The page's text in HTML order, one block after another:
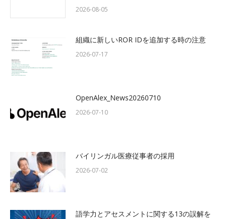
2026-08-05
組織に新しいROR IDを追加する時の注意
2026-07-17
OpenAlex_News20260710
2026-07-10
バイリンガル医療従事者の採用
2026-07-02
語学力とアセスメントに関する13の誤解を